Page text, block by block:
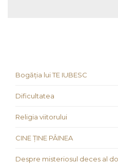
Bogăția lui TE IUBESC
Dificultatea
Religia viitorului
CINE ȚINE PÂINEA
Despre misteriosul deces al